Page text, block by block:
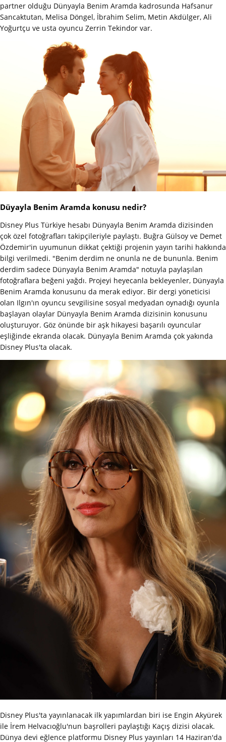
partner olduğu Dünyayla Benim Aramda kadrosunda Hafsanur
Sancaktutan, Melisa Döngel, İbrahim Selim, Metin Akdülger, Ali
Yoğurtçu ve usta oyuncu Zerrin Tekindor var.
Düyayla Benim Aramda konusu nedir?
Disney Plus Türkiye hesabı Dünyayla Benim Aramda dizisinden
çok özel fotoğrafları takipçileriyle paylaştı. Buğra Gülsoy ve Demet
Özdemir'in uyumunun dikkat çektiği projenin yayın tarihi hakkında
bilgi verilmedi. "Benim derdim ne onunla ne de bununla. Benim
derdim sadece Dünyayla Benim Aramda" notuyla paylaşılan
fotoğraflara beğeni yağdı. Projeyi heyecanla bekleyenler, Dünyayla
Benim Aramda konusunu da merak ediyor. Bir dergi yöneticisi
olan Ilgın'ın oyuncu sevgilisine sosyal medyadan oynadığı oyunla
başlayan olaylar Dünyayla Benim Aramda dizisinin konusunu
oluşturuyor. Göz önünde bir aşk hikayesi başarılı oyuncular
eşliğinde ekranda olacak. Dünyayla Benim Aramda çok yakında
Disney Plus'ta olacak.
Disney Plus'ta yayınlanacak ilk yapımlardan biri ise Engin Akyürek
ile İrem Helvacıoğlu'nun başrolleri paylaştığı Kaçış dizisi olacak.
Dünya devi eğlence platformu Disney Plus yayınları 14 Haziran'da